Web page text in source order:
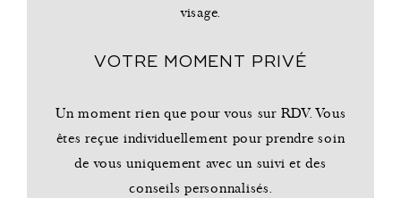
visage.
VOTRE MOMENT PRIVÉ
Un moment rien que pour vous sur RDV. Vous
êtes reçue individuellement pour prendre soin
de vous uniquement avec un suivi et des
conseils personnalisés.